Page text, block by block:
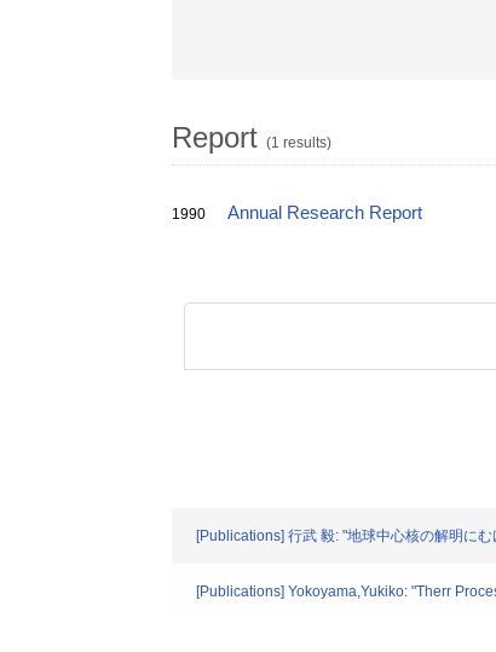
Report (1 results)
1990 Annual Research Report
[Publications] 行武 毅: "地球中心核の解明に
[Publications] Yokoyama,Yukiko: "Therr